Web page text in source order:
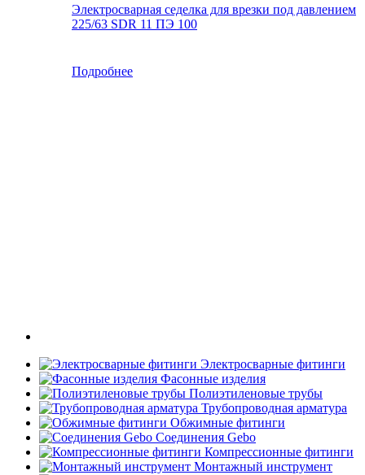
Электросварная седелка для врезки под давлением
225/63 SDR 11 ПЭ 100
Подробнее
Электросварные фитинги
Фасонные изделия
Полиэтиленовые трубы
Трубопроводная арматура
Обжимные фитинги
Соединения Gebo
Компрессионные фитинги
Монтажный инструмент